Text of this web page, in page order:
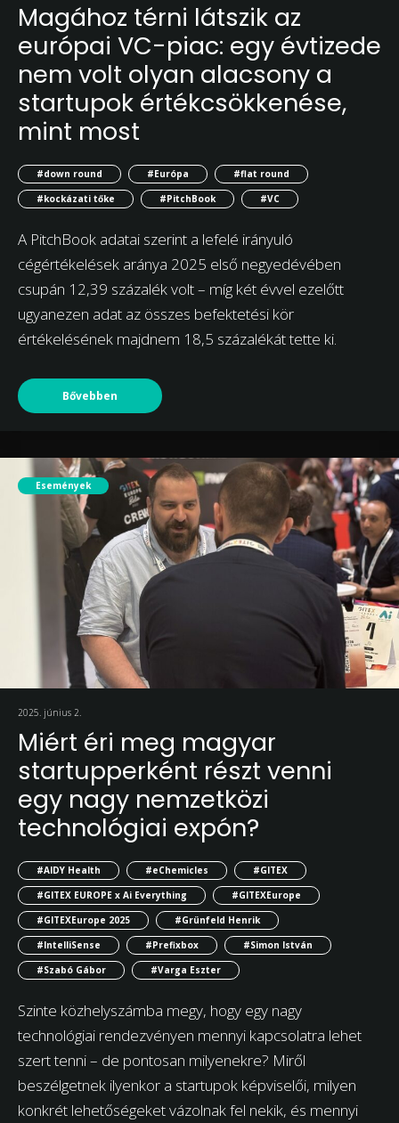
Magához térni látszik az
európai VC-piac: egy évtizede
nem volt olyan alacsony a
startupok értékcsökkenése,
mint most
#down round #Európa
#flat round
#kockázati tőke
#PitchBook #VC
A PitchBook adatai szerint a lefelé irányuló
cégértékelések aránya 2025 első negyedévében
csupán 12,39 százalék volt – míg két évvel ezelőtt
ugyanezen adat az összes befektetési kör
értékelésének majdnem 18,5 százalékát tette ki.
Bővebben
Események
2025. június 2.
Miért éri meg magyar
startupperként részt venni
egy nagy nemzetközi
technológiai expón?
#AIDY Health #eChemicles
#GITEX
#GITEX EUROPE x Ai Everything
#GITEXEurope
#GITEXEurope 2025
#Grünfeld Henrik
#IntelliSense
#Prefixbox
#Simon István
#Szabó Gábor
#Varga Eszter
Szinte közhelyszámba megy, hogy egy nagy
technológiai rendezvényen mennyi kapcsolatra lehet
szert tenni – de pontosan milyenekre? Miről
beszélgetnek ilyenkor a startupok képviselői, milyen
konkrét lehetőségeket vázolnak fel nekik, és mennyi